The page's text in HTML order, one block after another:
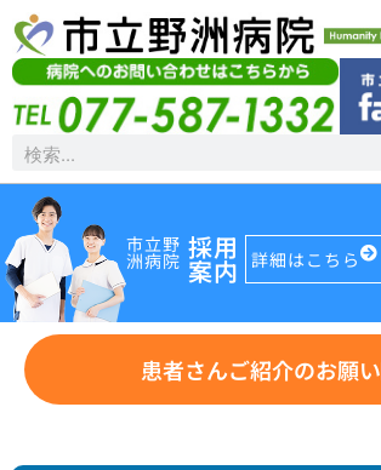
市立野
洲病院 採用
案内 詳細はこちら
患者さんご紹介のお願い